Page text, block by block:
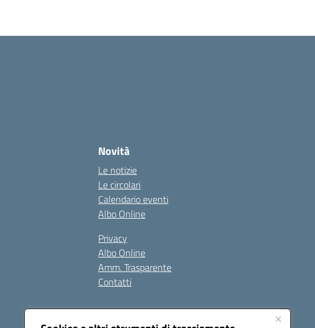
Novità
Le notizie
Le circolari
Calendario eventi
Albo Online
Privacy
Albo Online
Amm. Trasparente
Contatti